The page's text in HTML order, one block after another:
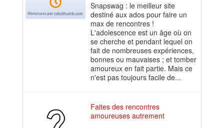
Snapswag : le meilleur site
destiné aux ados pour faire un
max de rencontres !
L'adolescence est un âge où on
se cherche et pendant lequel on
fait de nombreuses expériences,
bonnes ou mauvaises ; et tomber
amoureux en fait partie. Mais ce
n'est pas toujours facile de...
Faites des rencontres
amoureuses autrement